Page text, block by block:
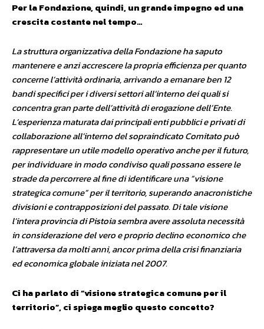
Per la Fondazione, quindi, un grande impegno ed una
crescita costante nel tempo…
La struttura organizzativa della Fondazione ha saputo
mantenere e anzi accrescere la propria efficienza per quanto
concerne l’attività ordinaria, arrivando a emanare ben 12
bandi specifici per i diversi settori all’interno dei quali si
concentra gran parte dell’attività di erogazione dell’Ente.
L’esperienza maturata dai principali enti pubblici e privati di
collaborazione all’interno del sopraindicato Comitato può
rappresentare un utile modello operativo anche per il futuro,
per individuare in modo condiviso quali possano essere le
strade da percorrere al fine di identificare una “visione
strategica comune” per il territorio, superando anacronistiche
divisioni e contrapposizioni del passato. Di tale visione
l’intera provincia di Pistoia sembra avere assoluta necessità
in considerazione del vero e proprio declino economico che
l’attraversa da molti anni, ancor prima della crisi finanziaria
ed economica globale iniziata nel 2007.
Ci ha parlato di “visione strategica comune per il
territorio”, ci spiega meglio questo concetto?